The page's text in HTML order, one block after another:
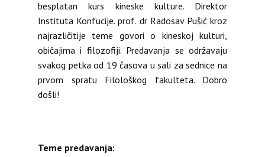
besplatan kurs kineske kulture. Direktor
Instituta Konfucije. prof. dr Radosav Pušić kroz
najrazličitije teme govori o kineskoj kulturi,
običajima i filozofiji. Predavanja se održavaju
svakog petka od 19 časova u sali za sednice na
prvom spratu Filološkog fakulteta. Dobro
došli!
Teme predavanja: